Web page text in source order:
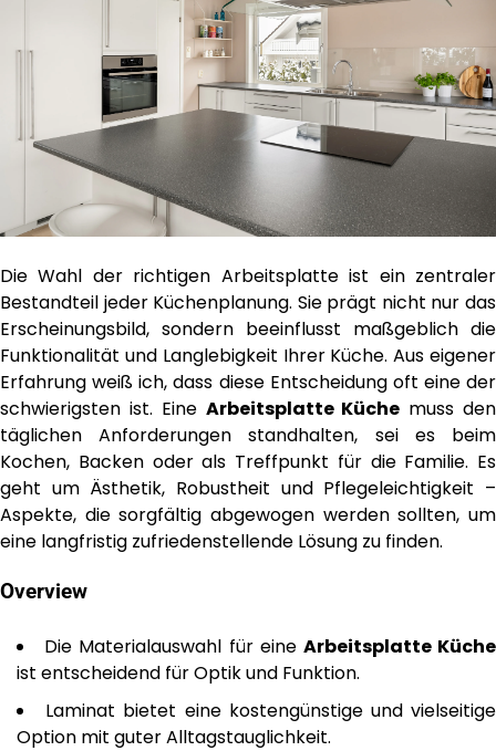
Die Wahl der richtigen Arbeitsplatte ist ein zentraler
Bestandteil jeder Küchenplanung. Sie prägt nicht nur das
Erscheinungsbild, sondern beeinflusst maßgeblich die
Funktionalität und Langlebigkeit Ihrer Küche. Aus eigener
Erfahrung weiß ich, dass diese Entscheidung oft eine der
schwierigsten ist. Eine Arbeitsplatte Küche muss den
täglichen Anforderungen standhalten, sei es beim
Kochen, Backen oder als Treffpunkt für die Familie. Es
geht um Ästhetik, Robustheit und Pflegeleichtigkeit –
Aspekte, die sorgfältig abgewogen werden sollten, um
eine langfristig zufriedenstellende Lösung zu finden.
Overview
Die Materialauswahl für eine Arbeitsplatte Küche
ist entscheidend für Optik und Funktion.
Laminat bietet eine kostengünstige und vielseitige
Option mit guter Alltagstauglichkeit.